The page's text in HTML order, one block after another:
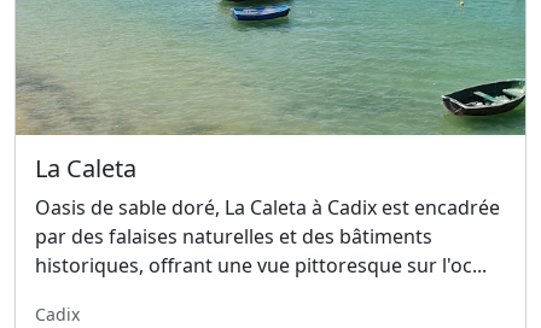
La Caleta
Oasis de sable doré, La Caleta à Cadix est encadrée
par des falaises naturelles et des bâtiments
historiques, offrant une vue pittoresque sur l'oc...
Cadix